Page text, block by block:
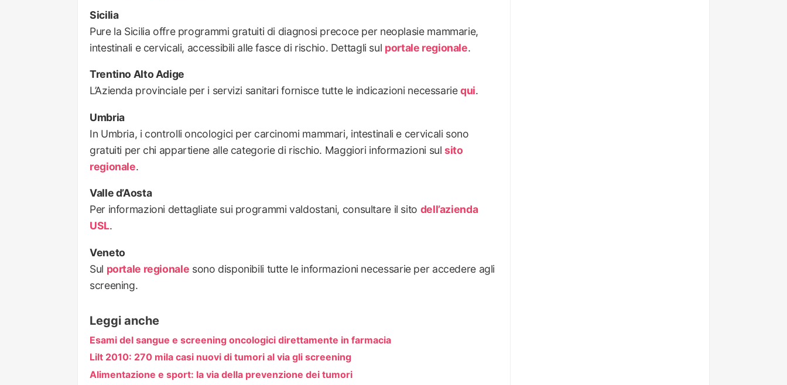
Sicilia
Pure la Sicilia offre programmi gratuiti di diagnosi precoce per neoplasie mammarie,
intestinali e cervicali, accessibili alle fasce di rischio. Dettagli sul portale regionale.
Trentino Alto Adige
L’Azienda provinciale per i servizi sanitari fornisce tutte le indicazioni necessariequi.
Umbria
In Umbria, i controlli oncologici per carcinomi mammari, intestinali e cervicali sono
gratuiti per chi appartiene alle categorie di rischio. Maggiori informazioni sulsito
regionale.
Valle d’Aosta
Per informazioni dettagliate sui programmi valdostani, consultare il sito dell’azienda
USL.
Veneto
Sul portale regionale sono disponibili tutte le informazioni necessarie per accedere agli
screening.
Leggi anche
Esami del sangue e screening oncologici direttamente in farmacia
Lilt 2010: 270 mila casi nuovi di tumori al via gli screening
Alimentazione e sport: la via della prevenzione dei tumori